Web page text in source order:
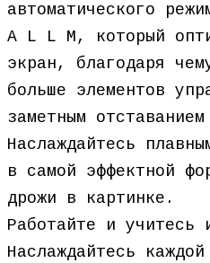
автоматического
A L L M, который
экран, благодаря
больше элементов
заметным
Наслаждайтесь
в самой эффектной
дрожи в картинке.
Работайте и учитесь
Наслаждайтесь